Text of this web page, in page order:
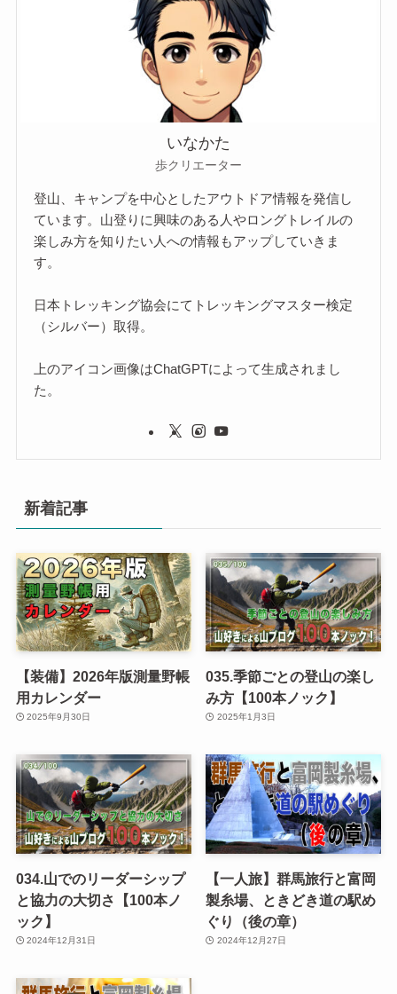
いなかた
歩クリエーター
登山、キャンプを中心としたアウトドア情報を発信し
ています。山登りに興味のある人やロングトレイルの
楽しみ方を知りたい人への情報もアップしていきま
す。
日本トレッキング協会にてトレッキングマスター検定
（シルバー）取得。
上のアイコン画像はChatGPTによって生成されまし
た。
新着記事
【装備】2026年版測量野帳
用カレンダー
2025年9月30日
035.季節ごとの登山の楽し
み方【100本ノック】
2025年1月3日
034.山でのリーダーシップ
と協力の大切さ【100本ノ
ック】
2024年12月31日
【一人旅】群馬旅行と富岡
製糸場、ときどき道の駅め
ぐり（後の章）
2024年12月27日